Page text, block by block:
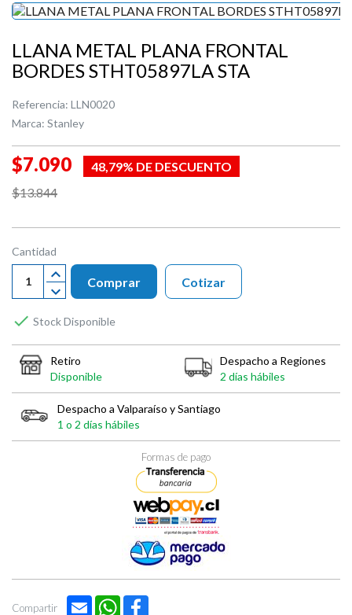
LLANA METAL PLANA FRONTAL
BORDES STHT05897LA STA
Referencia: LLN0020
Marca: Stanley
$7.090
48,79% DE DESCUENTO
$13.844
Cantidad
Comprar
 Stock Disponible
Cotizar
Retiro
Disponible
Despacho a Regiones
2 días hábiles
Despacho a Valparaíso y Santiago
1 o 2 días hábiles
Formas de pago
Compartir Email WhatsApp